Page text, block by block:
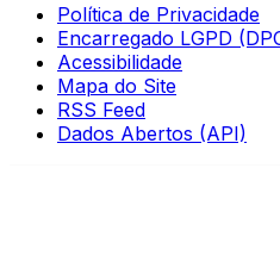
Política de Privacidade
Encarregado LGPD
Acessibilidade
Mapa do Site
RSS Feed
Dados Abertos (API)